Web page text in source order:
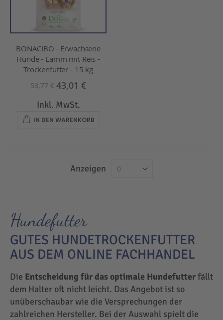
BONACIBO - Erwachsene
Hunde - Lamm mit Reis -
Trockenfutter - 15 kg
53,77 € 43,01 €
Inkl. MwSt.
IN DEN WARENKORB
Anzeigen
Hundefutter
GUTES HUNDETROCKENFUTTER
AUS DEM ONLINE FACHHANDEL
Die Entscheidung für das optimale Hundefutterfällt
dem Halter oft nicht leicht. Das Angebot ist so
unüberschaubar wie die Versprechungen der
zahlreichen Hersteller. Bei der Auswahl spielt die